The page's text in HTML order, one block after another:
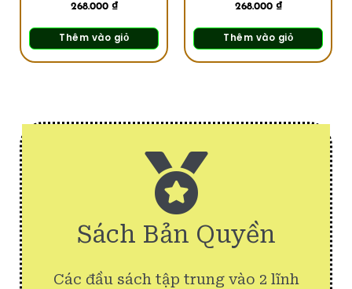
268.000 ₫
Thêm vào giỏ
268.000 ₫
Thêm vào giỏ
Sách Bản Quyền
Các đầu sách tập trung vào 2 lĩnh